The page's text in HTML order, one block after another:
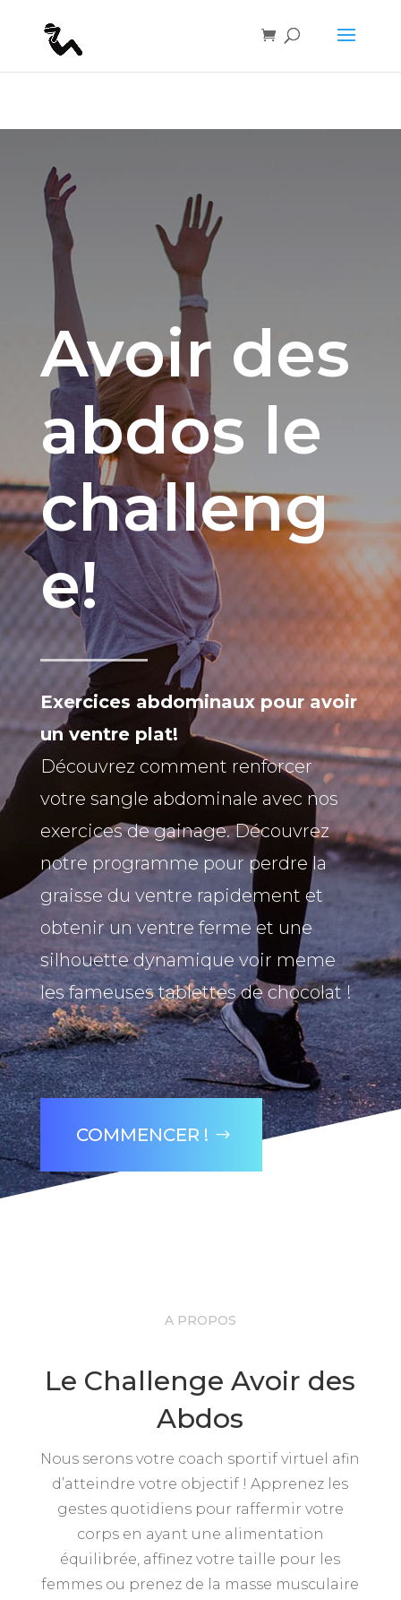
seopress_display_breadcrumbs(); }
Avoir des
abdos le
challeng
e!
Exercices abdominaux pour avoir
un ventre plat!
Découvrez comment renforcer
votre sangle abdominale avec nos
exercices de gainage. Découvrez
notre programme pour perdre la
graisse du ventre rapidement et
obtenir un ventre ferme et une
silhouette dynamique voir meme
les fameuses tablettes de chocolat !
COMMENCER !
A PROPOS
Le Challenge Avoir des
Abdos
Nous serons votre coach sportif virtuel afin
d’atteindre votre objectif ! Apprenez les
gestes quotidiens pour raffermir votre
corps en ayant une alimentation
équilibrée, affinez votre taille pour les
femmes ou prenez de la masse musculaire